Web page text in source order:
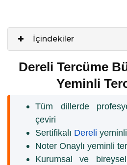
İçindekiler
Dereli Tercüme
Yeminli
Tüm dillerde
çeviri
Sertifikalı Dereli
Noter Onaylı yeminli
Kurumsal ve